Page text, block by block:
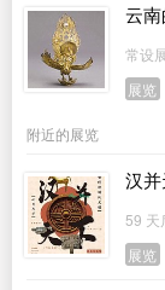
云
常设
展览
附近的展览
汉
59 天
展览